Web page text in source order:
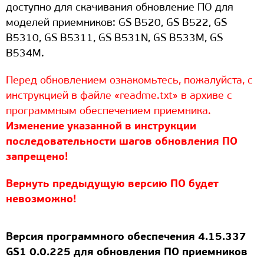
доступно для скачивания обновление ПО для
моделей приемников: GS B520, GS B522, GS
B5310, GS B5311, GS B531N, GS B533M, GS
B534M.
Перед обновлением ознакомьтесь, пожалуйста, с
инструкцией в файле «readme.txt» в архиве с
программным обеспечением приемника.
Изменение указанной в инструкции
последовательности шагов обновления ПО
запрещено!
Вернуть предыдущую версию ПО будет
невозможно!
Версия программного обеспечения 4.15.337
GS1 0.0.225 для обновления ПО приемников